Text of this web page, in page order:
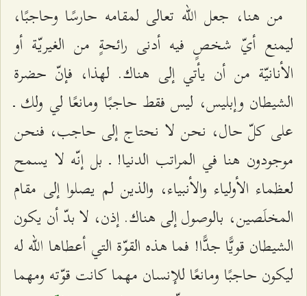
من هنا، جعل الله تعالى لمقامه حارسًا وحاجبًا،
ليمنع أيّ شخصٍ فيه أدنى رائحةٍ من الغيريّة أو
الأنانيّة من أن يأتي إلى هناك. لهذا، فإنّ حضرة
الشيطان وإبليس، ليس فقط حاجبًا ومانعًا لي ولك ـ
على كلّ حال، نحن لا نحتاج إلى حاجب، فنحن
موجودون هنا في المراتب الدنيا! ـ بل إنّه لا يسمح
لعظماء الأولياء والأنبياء، والذين لم يصلوا إلى مقام
المخلَصين، بالوصول إلى هناك. إذن، لا بدّ أن يكون
الشيطان قويًّا جدًّا! فما هذه القوّة التي أعطاها الله له
ليكون حاجبًا ومانعًا للإنسان مهما كانت قوّته ومهما